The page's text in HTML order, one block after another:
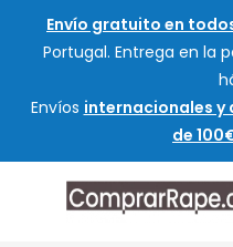
Envío gratuito en
Portugal. Entrega en la
Envíos internacionales
de